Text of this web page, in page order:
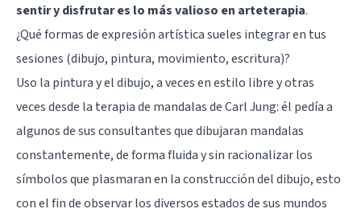
sentir y disfrutar es lo más valioso en arteterapia.
¿Qué formas de expresión artística sueles integrar en tus
sesiones (dibujo, pintura, movimiento, escritura)?
Uso la pintura y el dibujo, a veces en estilo libre y otras
veces desde la terapia de mandalas de Carl Jung: él pedía a
algunos de sus consultantes que dibujaran mandalas
constantemente, de forma fluida y sin racionalizar los
símbolos que plasmaran en la construcción del dibujo, esto
con el fin de observar los diversos estados de sus mundos